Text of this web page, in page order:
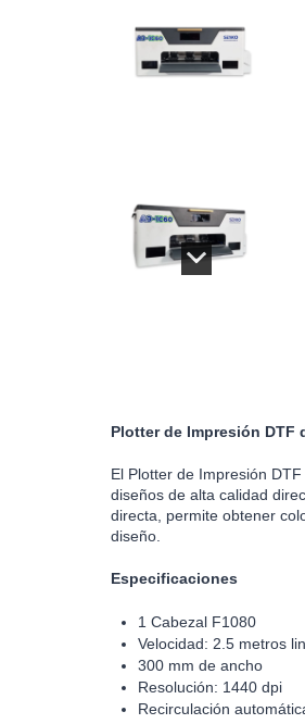
Plotter de Impresión DTF
El Plotter de Impresión
diseños de alta calidad
directa, permite obtener
diseño.
Especificaciones
1 Cabezal F1080
Velocidad: 2.5 metros
300 mm de ancho
Resolución: 1440 dpi
Recirculación